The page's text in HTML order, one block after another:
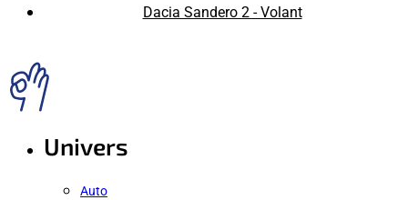
Dacia Sandero 2 - Volant
Univers
Auto